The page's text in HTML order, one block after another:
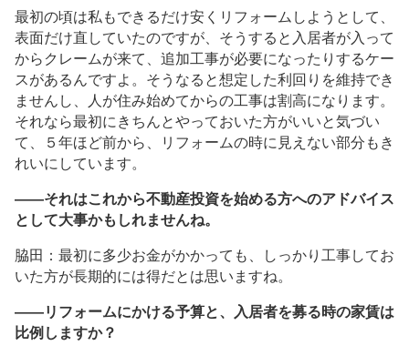
最初の頃は私もできるだけ安くリフォームしようとして、
表面だけ直していたのですが、そうすると入居者が入って
からクレームが来て、追加工事が必要になったりするケー
スがあるんですよ。そうなると想定した利回りを維持でき
ませんし、人が住み始めてからの工事は割高になります。
それなら最初にきちんとやっておいた方がいいと気づい
て、５年ほど前から、リフォームの時に見えない部分もき
れいにしています。
――それはこれから不動産投資を始める方へのアドバイス
として大事かもしれませんね。
脇田：最初に多少お金がかかっても、しっかり工事してお
いた方が長期的には得だとは思いますね。
――リフォームにかける予算と、入居者を募る時の家賃は
比例しますか？